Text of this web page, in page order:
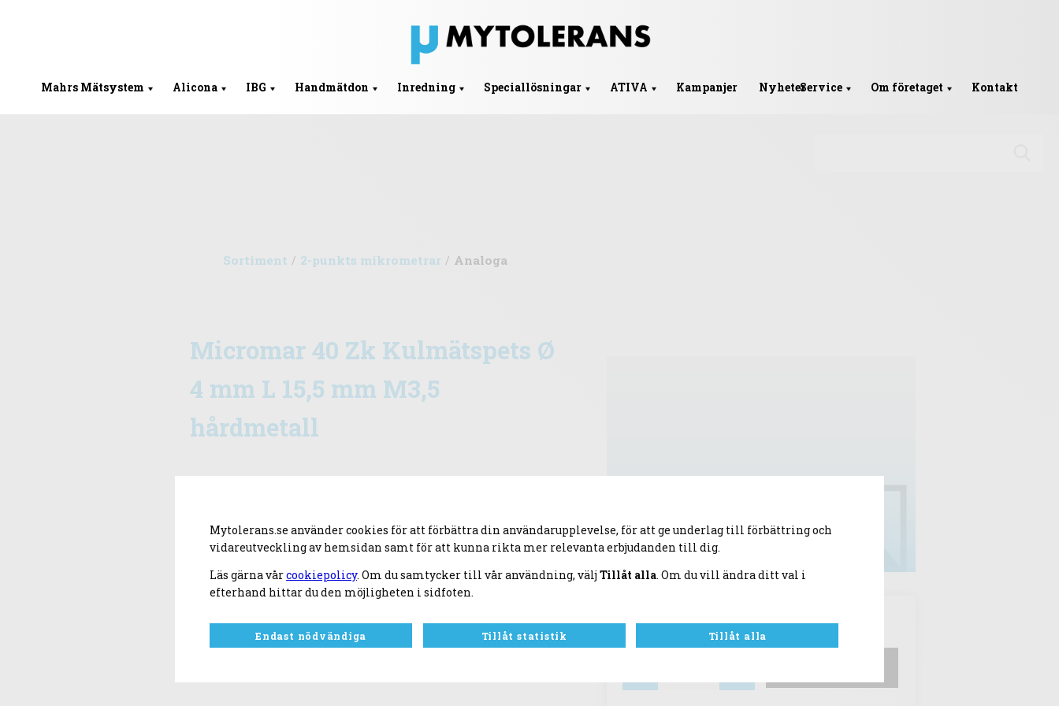
Mahrs Mätsystem Alicona IBG Handmätdon Inredning Speciallösningar ATIVA Kampanjer NyheterService Om företaget Kontakt
Sortiment / 2-punkts mikrometrar / Analoga
Micromar 40 Zk Kulmätspets Ø
4 mm L 15,5 mm M3,5
hårdmetall
Artnr:114170559
Mytolerans.se använder cookies för att förbättra din användarupplevelse, för att ge underlag till förbättring och
vidareutveckling av hemsidan samt för att kunna rikta mer relevanta erbjudanden till dig.
Läs gärna vårcookiepolicy. Om du samtycker till vår användning, väljTillåt alla. Om du vill ändra ditt val i
efterhand hittar du den möjligheten i sidfoten.
Endast nödvändiga Tillåt statistik Tillåt alla